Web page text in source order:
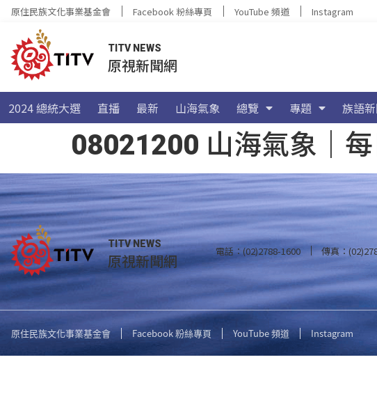
原住民族文化事業基金會 Facebook 粉絲專頁 YouTube 頻道 Instagram
TITV NEWS
原視新聞網
2024 總統大選 直播 最新 山海氣象 總覽 專題 族語
08021200 山海氣象｜
TITV NEWS
原視新聞網 電話：(02)2788-1600 傳真：
原住民族文化事業基金會 Facebook 粉絲專頁 YouTube 頻道 Instagram